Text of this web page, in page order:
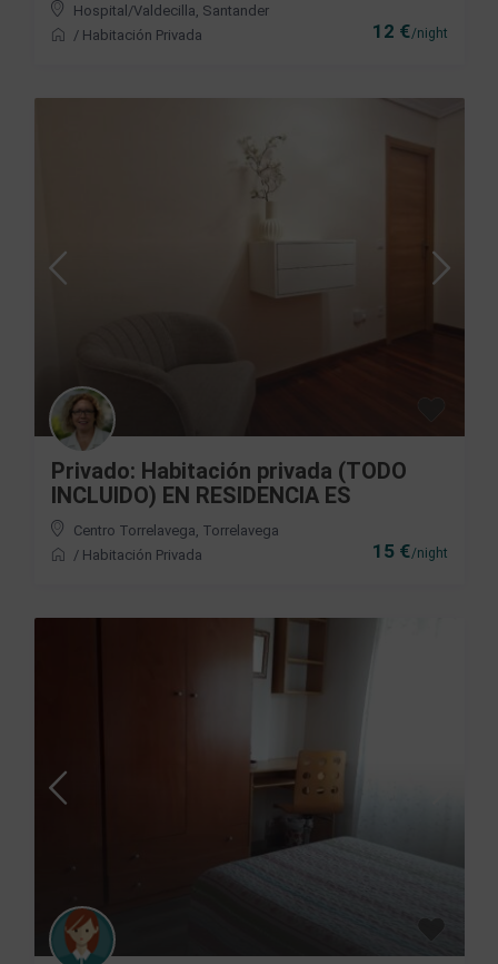
12 €/night
Hospital/Valdecilla, Santander
/ Habitación Privada
15 €/night
Privado: Habitación privada (TODO
INCLUIDO) EN RESIDENCIA ES
Centro Torrelavega, Torrelavega
/ Habitación Privada